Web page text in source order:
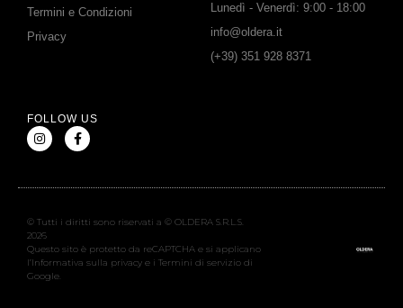
Termini e Condizioni
Privacy
Lunedì - Venerdì: 9:00 - 18:00
info@oldera.it
(+39) 351 928 8371
FOLLOW US
© Tutti i diritti sono riservati a © OLDERA S.R.L.S.
2026
Questo sito è protetto da reCAPTCHA e si applicano
l’Informativa sulla privacy e i Termini di servizio di
Google.